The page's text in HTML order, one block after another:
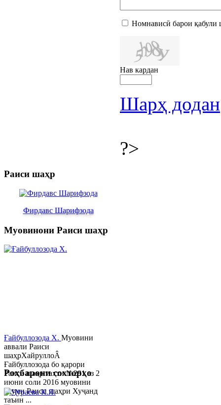
Номнависӣ барои қабули
Нав кардан
Шарҳ додан
?>
Раиси шаҳр
Фирдавс Шарифзода
Муовинони Раиси шаҳр
Ғайбуллозода Х. Муовини
аввали Раиси
шаҳрХайруллоÂ
Ғайбуллозода бо қарори
Раиси шаҳр таҳти №281 аз 2
июни соли 2016 муовини
якуми Раиси шаҳри Хуҷанд
таъин ...
Роҳбарони сохторҳо